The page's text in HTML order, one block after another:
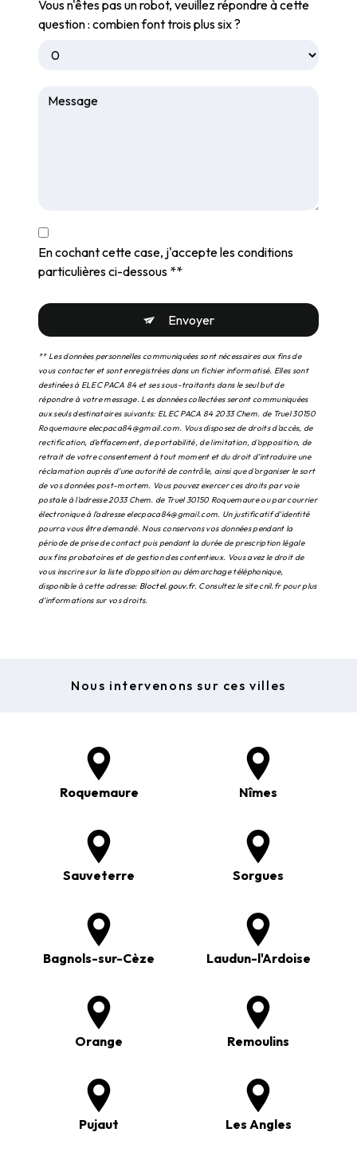
Vous n'êtes pas un robot, veuillez répondre à cette
question : combien font trois plus six ?
En cochant cette case, j'accepte les conditions
particulières ci-dessous **
Envoyer
** Les données personnelles communiquées sont nécessaires aux fins de
vous contacter et sont enregistrées dans un fichier informatisé. Elles sont
destinées à ELEC PACA 84 et ses sous-traitants dans le seul but de
répondre à votre message. Les données collectées seront communiquées
aux seuls destinataires suivants: ELEC PACA 84 2033 Chem. de Truel 30150
Roquemaure elecpaca84@gmail.com. Vous disposez de droits d’accès, de
rectification, d’effacement, de portabilité, de limitation, d’opposition, de
retrait de votre consentement à tout moment et du droit d’introduire une
réclamation auprès d’une autorité de contrôle, ainsi que d’organiser le sort
de vos données post-mortem. Vous pouvez exercer ces droits par voie
postale à l'adresse 2033 Chem. de Truel 30150 Roquemaure ou par courrier
électronique à l'adresse elecpaca84@gmail.com. Un justificatif d'identité
pourra vous être demandé. Nous conservons vos données pendant la
période de prise de contact puis pendant la durée de prescription légale
aux fins probatoires et de gestion des contentieux. Vous avez le droit de
vous inscrire sur la liste d'opposition au démarchage téléphonique,
disponible à cette adresse: Bloctel.gouv.fr. Consultez le site cnil.fr pour plus
d’informations sur vos droits.
Nous intervenons sur ces villes
Roquemaure Nîmes
Sauveterre Sorgues
Bagnols-sur-Cèze Laudun-l'Ardoise
Orange Remoulins
Pujaut Les Angles